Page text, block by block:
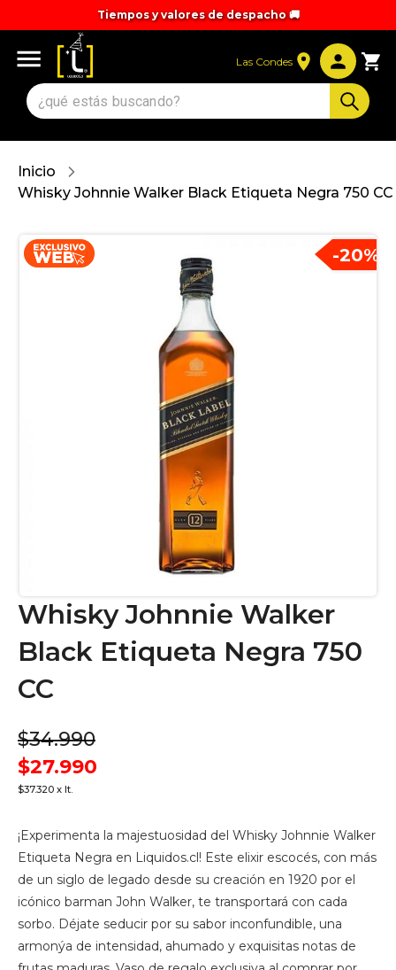
Tiempos y valores de despacho 🚚
Las Condes
Inicio
Whisky Johnnie Walker Black Etiqueta Negra 750 CC
-20%
Whisky Johnnie Walker
Black Etiqueta Negra 750
CC
$34.990
$27.990
$37.320 x lt.
¡Experimenta la majestuosidad del Whisky Johnnie Walker
Etiqueta Negra en Liquidos.cl! Este elixir escocés, con más
de un siglo de legado desde su creación en 1920 por el
icónico barman John Walker, te transportará con cada
sorbo. Déjate seducir por su sabor inconfundible, una
armonýa de intensidad, ahumado y exquisitas notas de